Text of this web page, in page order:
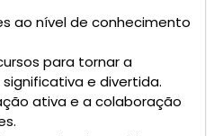
ao nível de conhecimento
para tornar a
e divertida.
ativa e a colaboração